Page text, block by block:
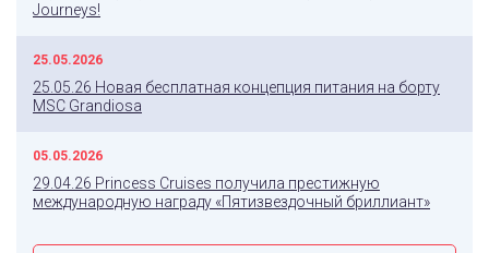
Journeys!
25.05.2026
25.05.26 Новая бесплатная концепция питания на борту
MSC Grandiosa
05.05.2026
29.04.26 Princess Cruises получила престижную
международную награду «Пятизвездочный бриллиант»